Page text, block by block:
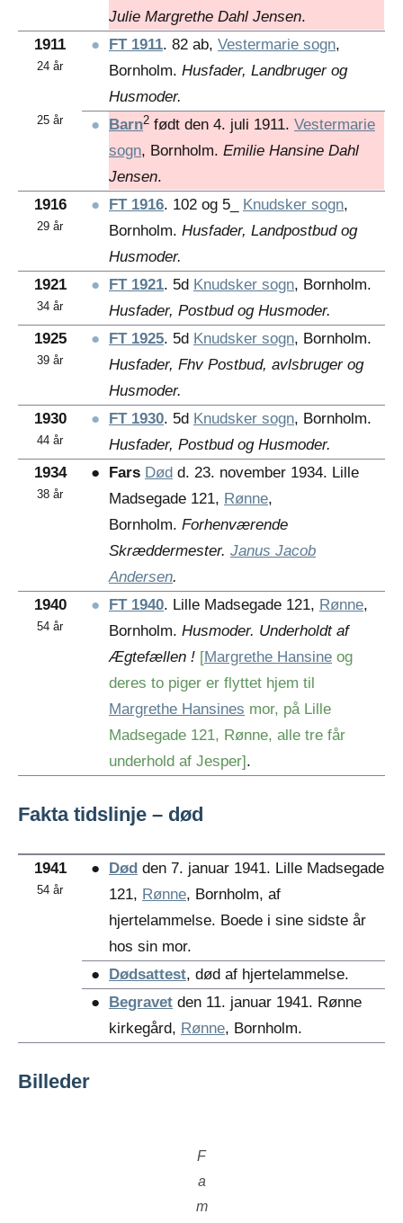
Julie Margrethe Dahl Jensen.
1911
24 år
● FT 1911. 82 ab, Vestermarie sogn,
Bornholm. Husfader, Landbruger og
Husmoder.
25 år ● Barn2 født den 4. juli 1911. Vestermarie
sogn, Bornholm. Emilie Hansine Dahl
Jensen.
1916
29 år
● FT 1916. 102 og 5_ Knudsker sogn,
Bornholm. Husfader, Landpostbud og
Husmoder.
1921
34 år
● FT 1921. 5d Knudsker sogn, Bornholm.
Husfader, Postbud og Husmoder.
1925
39 år
● FT 1925. 5d Knudsker sogn, Bornholm.
Husfader, Fhv Postbud, avlsbruger og
Husmoder.
1930
44 år
● FT 1930. 5d Knudsker sogn, Bornholm.
Husfader, Postbud og Husmoder.
1934
38 år
● Fars Død d. 23. november 1934. Lille
Madsegade 121, Rønne,
Bornholm. Forhenværende
Skræddermester. Janus Jacob
Andersen.
1940
54 år
● FT 1940. Lille Madsegade 121, Rønne,
Bornholm. Husmoder. Underholdt af
Ægtefællen ! [Margrethe Hansine og
deres to piger er flyttet hjem til
Margrethe Hansines mor, på Lille
Madsegade 121, Rønne, alle tre får
underhold af Jesper].
Fakta tidslinje – død
1941
54 år
● Død den 7. januar 1941. Lille Madsegade
121, Rønne, Bornholm, af
hjertelammelse. Boede i sine sidste år
hos sin mor.
●
Dødsattest, død af hjertelammelse.
●
Begravet den 11. januar 1941. Rønne
kirkegård, Rønne, Bornholm.
Billeder
F
a
m